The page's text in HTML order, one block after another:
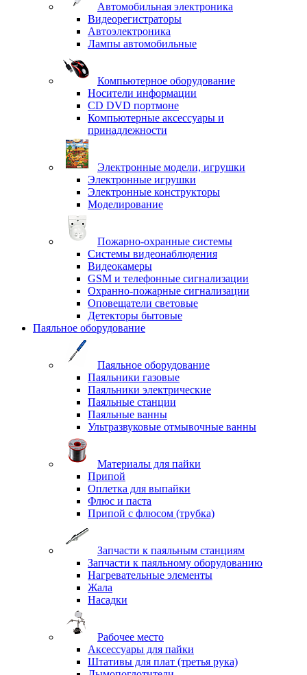
Автомобильная электроника
Видеорегистраторы
Автоэлектроника
Лампы автомобильные
Компьютерное оборудование
Носители информации
CD DVD портмоне
Компьютерные аксессуары и
принадлежности
Электронные модели, игрушки
Электронные игрушки
Электронные конструкторы
Моделирование
Пожарно-охранные системы
Системы видеонаблюдения
Видеокамеры
GSM и телефонные сигнализации
Охранно-пожарные сигнализации
Оповещатели световые
Детекторы бытовые
Паяльное оборудование
Паяльное оборудование
Паяльники газовые
Паяльники электрические
Паяльные станции
Паяльные ванны
Ультразвуковые отмывочные ванны
Материалы для пайки
Припой
Оплетка для выпайки
Флюс и паста
Припой с флюсом (трубка)
Запчасти к паяльным станциям
Запчасти к паяльному оборудованию
Нагревательные элементы
Жала
Насадки
Рабочее место
Аксессуары для пайки
Штативы для плат (третья рука)